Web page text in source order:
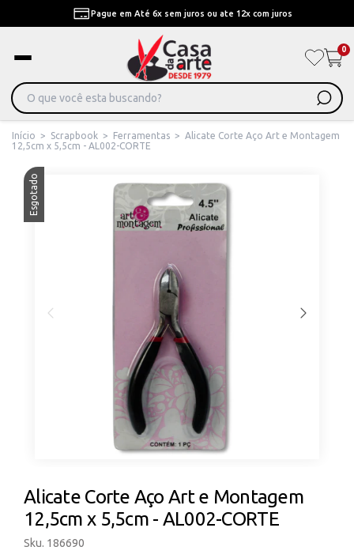
Pague em Até 6x sem juros ou ate 12x com juros
0
Início > Scrapbook > Ferramentas > Alicate Corte Aço Art e Montagem
12,5cm x 5,5cm - AL002-CORTE
Esgotado
Alicate Corte Aço Art e Montagem
12,5cm x 5,5cm - AL002-CORTE
Sku. 186690